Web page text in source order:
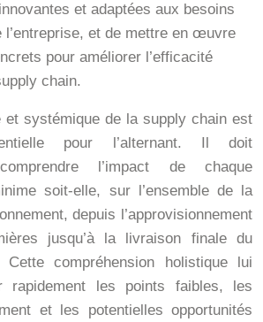
et adaptées aux besoins
l’entreprise, et de mettre en œuvre
pour améliorer l’efficacité
chain.
et systémique de la supply chain est
pour l’alternant. Il doit
l’impact de chaque
soit-elle, sur l’ensemble de la
depuis l’approvisionnement
jusqu’à la livraison finale du
compréhension holistique lui
rapidement les points faibles, les
et les potentielles opportunités